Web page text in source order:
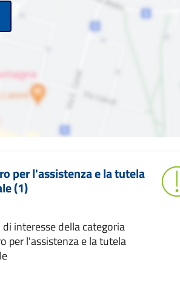
per l'assistenza e la tutela
(1)
interesse della categoria
per l'assistenza e la tutela